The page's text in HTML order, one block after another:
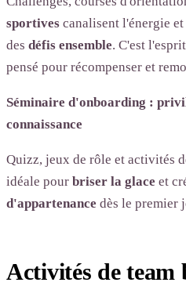
sportives canalisent l'énergie
des défis ensemble. C'est
pensé pour récompenser et
Séminaire d'onboarding :
connaissance
Quizz, jeux de rôle et activités
idéale pour briser la glace et
d'appartenance dès le premier
Activités de team